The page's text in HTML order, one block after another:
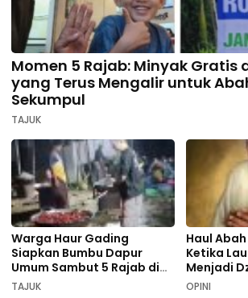
Momen 5 Rajab: Minyak Gratis
yang Terus Mengalir untuk
Sekumpul
TAJUK
Warga Haur Gading
Siapkan Bumbu Dapur
Umum Sambut 5 Rajab di
Sekumpul
TAJUK
Haul
Ketika
Menjadi
OPINI